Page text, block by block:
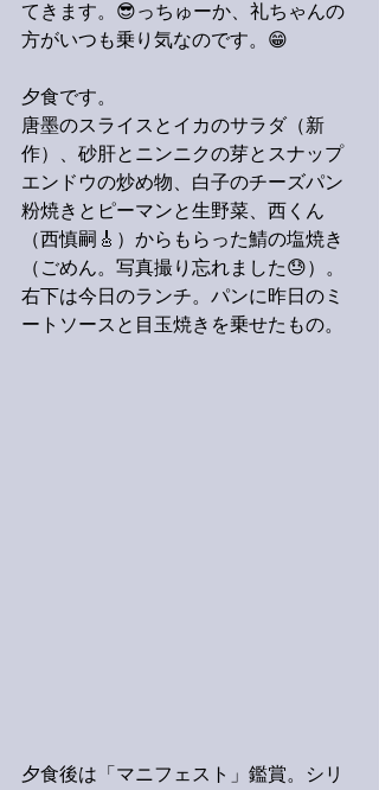
てきます。😎っちゅーか、礼ちゃんの
方がいつも乗り気なのです。😁
夕食です。
唐墨のスライスとイカのサラダ（新
作）、砂肝とニンニクの芽とスナップ
エンドウの炒め物、白子のチーズパン
粉焼きとピーマンと生野菜、西くん
（西慎嗣🎸）からもらった鯖の塩焼き
（ごめん。写真撮り忘れました😓）。
右下は今日のランチ。パンに昨日のミ
ートソースと目玉焼きを乗せたもの。
夕食後は「マニフェスト」鑑賞。シリ